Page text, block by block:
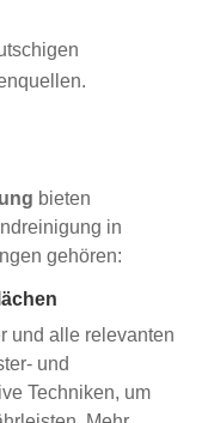
bieten
in
gehören:
und alle relevanten
und
Techniken, um